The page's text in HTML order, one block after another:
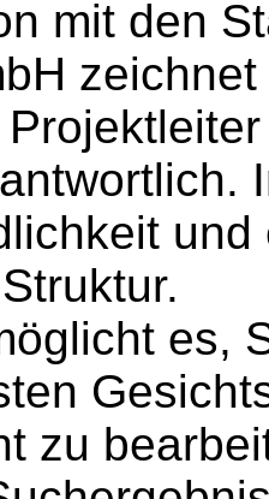
mit den
es,
zu